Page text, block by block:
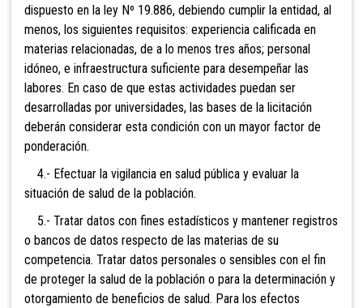
dispuesto en la ley Nº 19.886, debiendo cumplir la entidad, al
menos, los siguientes requisitos: experiencia calificada en
materias relacionadas, de a lo menos tres años; personal
idóneo, e infraestructura suficiente para desempeñar las
labores. En caso de que estas actividades puedan ser
desarrolladas por universidades, las bases de la licitación
deberán considerar esta condición con un mayor factor de
ponderación.
4.- Efectuar la vigilancia en salud pública y evaluar la
situación de salud de la población.
5.- Tratar datos con fines estadísticos y mantener registros
o bancos de datos respecto de las materias de su
competencia. Tratar datos personales o sensibles con el fin
de proteger la salud de la población o para la determinación y
otorgamiento de beneficios de salud. Para los efectos